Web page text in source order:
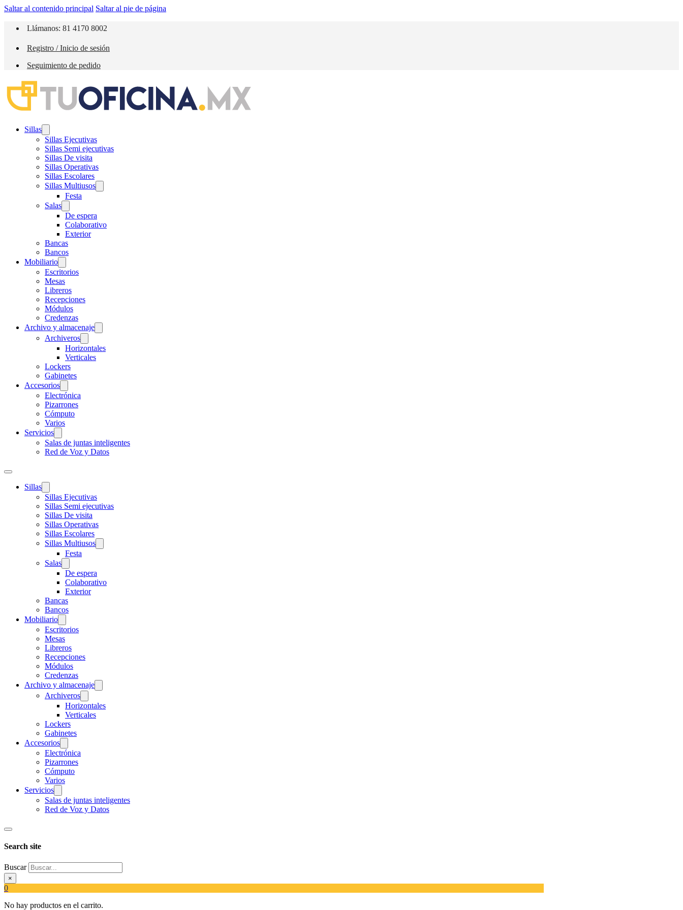
Saltar al contenido principal Saltar al pie de página
Llámanos: 81 4170 8002
Registro / Inicio de sesión
Seguimiento de pedido
Sillas
Sillas Ejecutivas
Sillas Semi ejecutivas
Sillas De visita
Sillas Operativas
Sillas Escolares
Sillas Multiusos
Festa
Salas
De espera
Colaborativo
Exterior
Bancas
Bancos
Mobiliario
Escritorios
Mesas
Libreros
Recepciones
Módulos
Credenzas
Archivo y almacenaje
Archiveros
Horizontales
Verticales
Lockers
Gabinetes
Accesorios
Electrónica
Pizarrones
Cómputo
Varios
Servicios
Salas de juntas inteligentes
Red de Voz y Datos
Sillas
Sillas Ejecutivas
Sillas Semi ejecutivas
Sillas De visita
Sillas Operativas
Sillas Escolares
Sillas Multiusos
Festa
Salas
De espera
Colaborativo
Exterior
Bancas
Bancos
Mobiliario
Escritorios
Mesas
Libreros
Recepciones
Módulos
Credenzas
Archivo y almacenaje
Archiveros
Horizontales
Verticales
Lockers
Gabinetes
Accesorios
Electrónica
Pizarrones
Cómputo
Varios
Servicios
Salas de juntas inteligentes
Red de Voz y Datos
Search site
Buscar
×
0
No hay productos en el carrito.